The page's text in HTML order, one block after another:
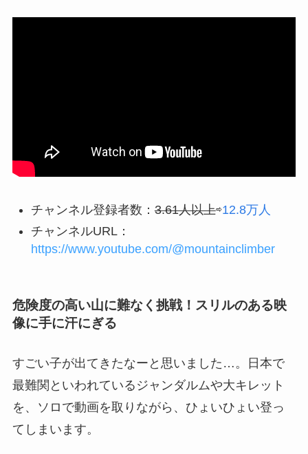
チャンネル登録者数：3.61人以上⇨12.8万人
チャンネルURL：
https://www.youtube.com/@mountainclimber
危険度の高い山に難なく挑戦！スリルのある映
像に手に汗にぎる
すごい子が出てきたなーと思いました…。日本で
最難関といわれているジャンダルムや大キレット
を、ソロで動画を取りながら、ひょいひょい登っ
てしまいます。